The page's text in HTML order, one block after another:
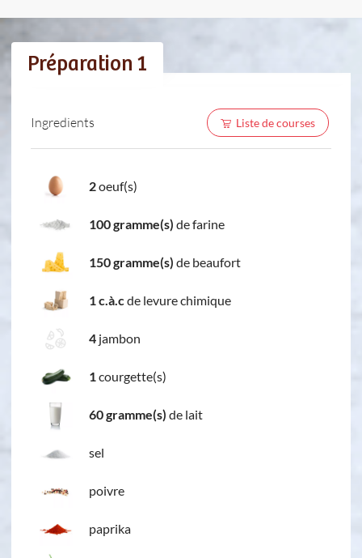
Préparation 1
Ingredients Liste de courses
2oeuf(s)
100 gramme(s) de farine
150 gramme(s) de beaufort
1 c.à.cde levure chimique
4 jambon
1courgette(s)
60 gramme(s) de lait
sel
poivre
paprika